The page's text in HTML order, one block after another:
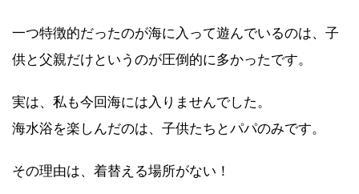
一つ特徴的だったのが海に入って遊んでいるのは、子
供と父親だけというのが圧倒的に多かったです。
実は、私も今回海には入りませんでした。
海水浴を楽しんだのは、子供たちとパパのみです。
その理由は、着替える場所がない！